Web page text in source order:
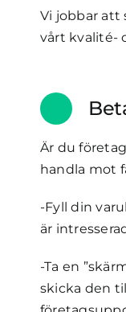
Vi jobbar
vårt kvalité-
Är du
handla mot
-Fyll din
är
-Ta en
skicka den